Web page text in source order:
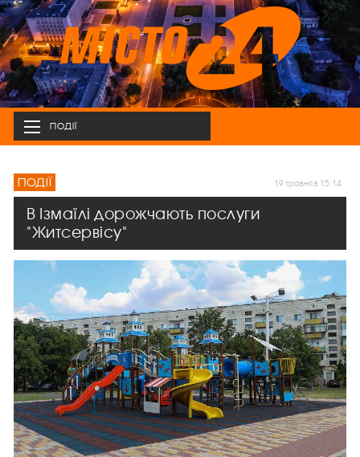
ПОДІЇ
ПОДІЇ 19 травня в 15:14
В Ізмаїлі дорожчають послуги
"Житсервісу"